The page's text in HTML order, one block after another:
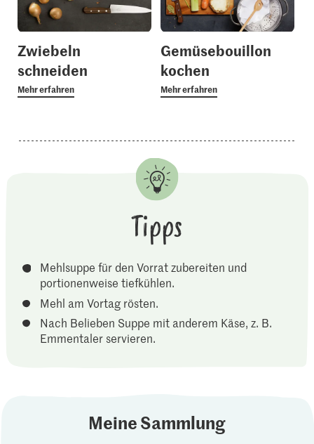
Zwiebeln
schneiden
Mehr erfahren
Gemüsebouillon
kochen
Mehr erfahren
Tipps
Mehlsuppe für den Vorrat zubereiten und
portionenweise tiefkühlen.
Mehl am Vortag rösten.
Nach Belieben Suppe mit anderem Käse, z. B.
Emmentaler servieren.
Meine Sammlung